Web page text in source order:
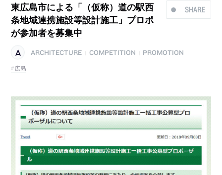
SHARE
東広島市による「（仮称）道の駅西
条地域連携施設等設計施工」プロポ
が参加者を募集中
ARCHITECTURE COMPETITION
PROMOTION
広島